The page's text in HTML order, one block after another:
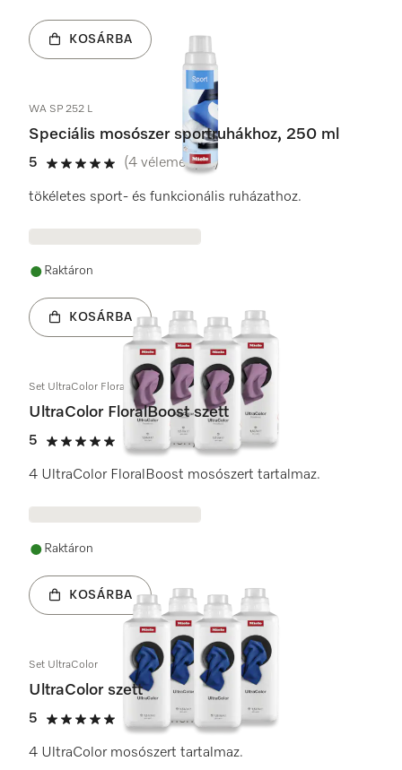
KOSÁRBA
WA SP 252 L
Speciális mosószer sportruhákhoz, 250 ml
5
5 / 5
(4 vélemények)
tökéletes sport- és funkcionális ruházathoz.
Raktáron
KOSÁRBA
Set UltraColor FloralBoost
UltraColor FloralBoost szett
5
5 / 5
(1 vélemény)
4 UltraColor FloralBoost mosószert tartalmaz.
Raktáron
KOSÁRBA
Set UltraColor
UltraColor szett
5
5 / 5
(6 vélemények)
4 UltraColor mosószert tartalmaz.